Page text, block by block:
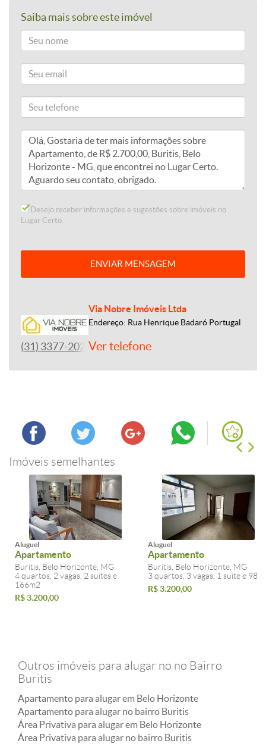
Saiba mais sobre este imóvel
Desejo receber informações e sugestões sobre imóveis no
Lugar Certo.
ENVIAR MENSAGEM
Via Nobre Imóveis Ltda
Endereço: Rua Henrique Badaró Portugal
(31) 3377-2020Ver telefone
Imóveis semelhantes
Aluguel
Apartamento
Buritis, Belo Horizonte, MG
4 quartos, 2 vagas, 2 suites e
166m2
R$ 3.200,00
Aluguel
Apartamento
Buritis, Belo Horizonte, MG
3 quartos, 3 vagas, 1 suite e
R$ 3.200,00
Outros imóveis para alugar no no Bairro
Buritis
Apartamento para alugar em Belo Horizonte
Apartamento para alugar no bairro Buritis
Área Privativa para alugar em Belo Horizonte
Área Privativa para alugar no bairro Buritis